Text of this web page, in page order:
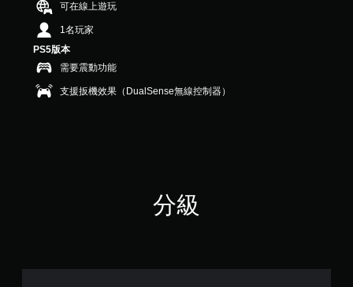
2
則
評
分
可在線上遊玩
1名玩家
PS5版本
需要震動功能
支援扳機效果（DualSense無線控制器）
分級